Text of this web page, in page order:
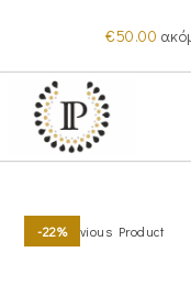
content
€50.00
-22%Previous Product